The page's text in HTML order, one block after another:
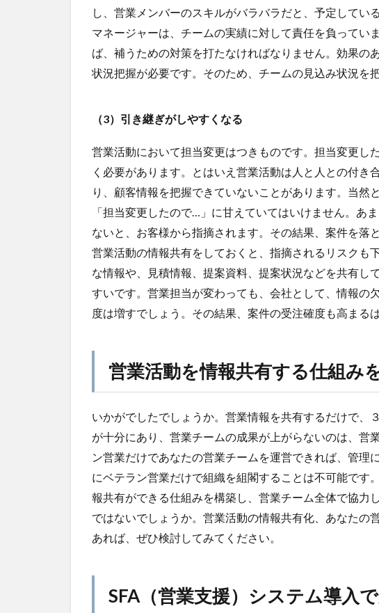
し、営業メンバーのスキルがバラバラだと、予定してい
マネージャーは、チームの実績に対して責任を負ってい
ば、補うための対策を打たなければなりません。効果の
状況把握が必要です。そのため、チームの見込み状況を
（3）引き継ぎがしやすくなる
営業活動において担当変更はつきものです。担当変更し
く必要があります。とはいえ営業活動は人と人との付き
り、顧客情報を把握できていないことがあります。当然
「担当変更したので…」に甘えていてはいけません。あ
ないと、お客様から指摘されます。その結果、案件を落
営業活動の情報共有をしておくと、指摘されるリスクも
な情報や、見積情報、提案資料、提案状況などを共有し
すいです。営業担当が変わっても、会社として、情報の
度は増すでしょう。その結果、案件の受注確度も高まるは
営業活動を情報共有する仕組み
いかがでしたでしょうか。営業情報を共有するだけで、
が十分にあり、営業チームの成果が上がらないのは、営
ン営業だけであなたの営業チームを運営できれば、管理
にベテラン営業だけで組織を組閣することは不可能です
報共有ができる仕組みを構築し、営業チーム全体で協力
ではないでしょうか。営業活動の情報共有化、あなたの
あれば、ぜひ検討してみてください。
SFA（営業支援）システム導入